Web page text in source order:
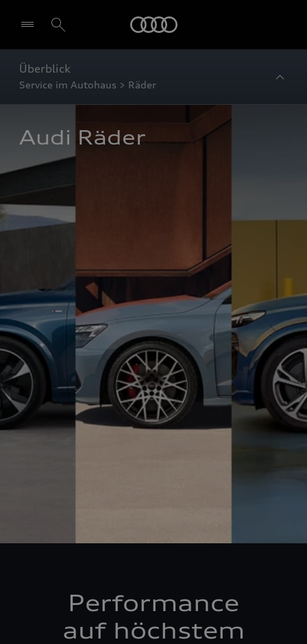
Überblick
Service im Autohaus > Räder
Audi Räder
Performance
auf höchstem